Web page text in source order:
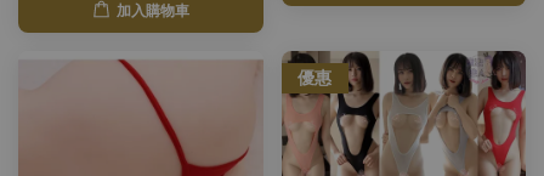
加入購物車
優惠